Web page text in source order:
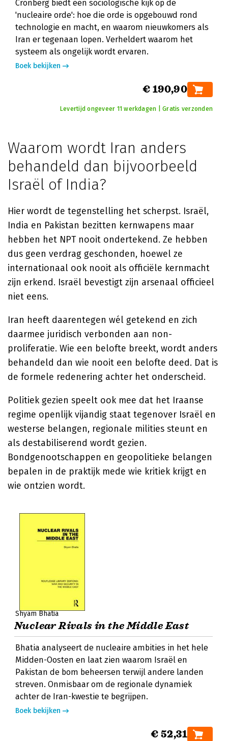
Cronberg biedt een sociologische kijk op de
'nucleaire orde': hoe die orde is opgebouwd rond
technologie en macht, en waarom nieuwkomers als
Iran er tegenaan lopen. Verheldert waarom het
systeem als ongelijk wordt ervaren.
Boek bekijken
€ 190,90
Levertijd ongeveer 11 werkdagen | Gratis verzonden
Waarom wordt Iran anders
behandeld dan bijvoorbeeld
Israël of India?
Hier wordt de tegenstelling het scherpst. Israël,
India en Pakistan bezitten kernwapens maar
hebben het NPT nooit ondertekend. Ze hebben
dus geen verdrag geschonden, hoewel ze
internationaal ook nooit als officiële kernmacht
zijn erkend. Israël bevestigt zijn arsenaal officieel
niet eens.
Iran heeft daarentegen wél getekend en zich
daarmee juridisch verbonden aan non-
proliferatie. Wie een belofte breekt, wordt anders
behandeld dan wie nooit een belofte deed. Dat is
de formele redenering achter het onderscheid.
Politiek gezien speelt ook mee dat het Iraanse
regime openlijk vijandig staat tegenover Israël en
westerse belangen, regionale milities steunt en
als destabiliserend wordt gezien.
Bondgenootschappen en geopolitieke belangen
bepalen in de praktijk mede wie kritiek krijgt en
wie ontzien wordt.
Shyam Bhatia
Nuclear Rivals in the Middle East
Bhatia analyseert de nucleaire ambities in het hele
Midden-Oosten en laat zien waarom Israël en
Pakistan de bom beheersen terwijl andere landen
streven. Onmisbaar om de regionale dynamiek
achter de Iran-kwestie te begrijpen.
Boek bekijken
€ 52,31